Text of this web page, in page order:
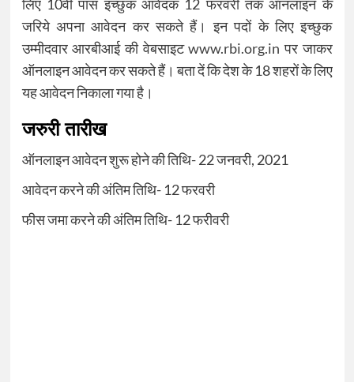
लिए 10वीं पास इच्छुक आवेदक 12 फरवरी तक ऑनलाइन के
जरिये अपना आवेदन कर सकते हैं। इन पदों के लिए इच्छुक
उम्मीदवार आरबीआई की वेबसाइटwww.rbi.org.in पर जाकर
ऑनलाइन आवेदन कर सकते हैं। बता दें कि देश के18शहरों के लिए
यह आवेदन निकाला गया है।
जरुरी तारीख
ऑनलाइन आवेदन शुरू होने की तिथि-22जनवरी, 2021
आवेदन करने की अंतिम तिथि- 12फरवरी
फीस जमा करने की अंतिम तिथि- 12फरीवरी